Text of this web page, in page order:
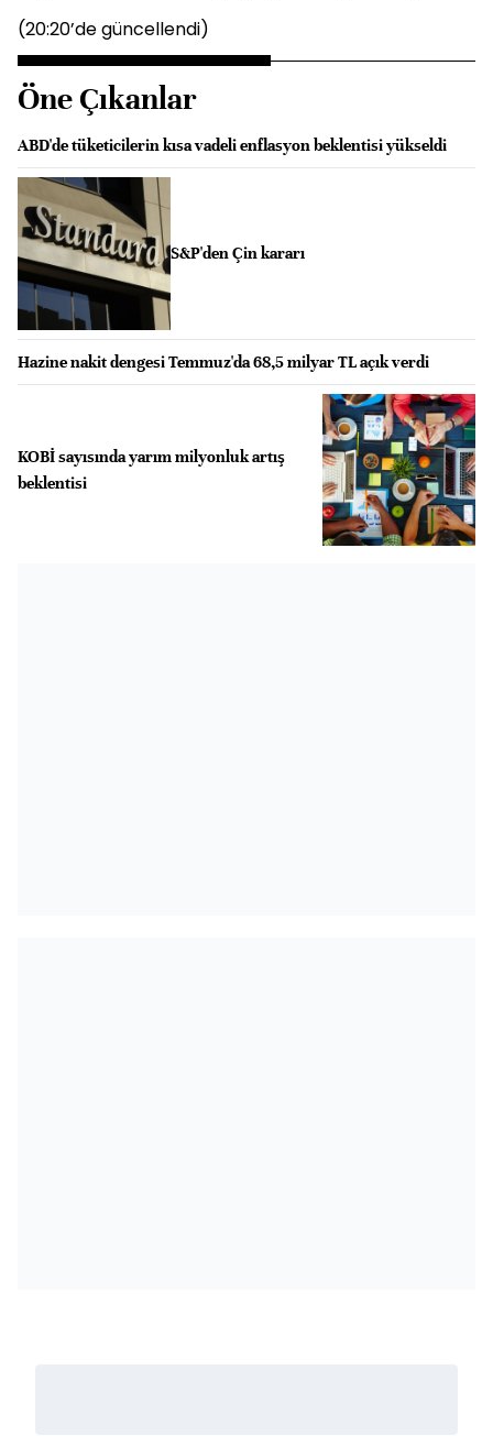
(20:20’de güncellendi)
Öne Çıkanlar
ABD'de tüketicilerin kısa vadeli enflasyon beklentisi yükseldi
S&P'den Çin kararı
Hazine nakit dengesi Temmuz'da 68,5 milyar TL açık verdi
KOBİ sayısında yarım milyonluk artış
beklentisi